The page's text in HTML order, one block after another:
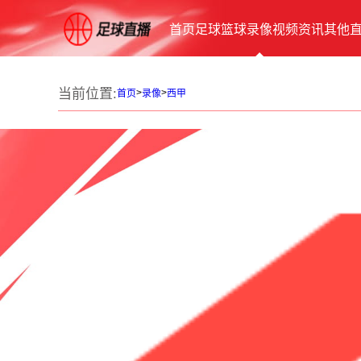
首页足球篮球录像视频资讯其他
当前位置:首页>录像>西甲